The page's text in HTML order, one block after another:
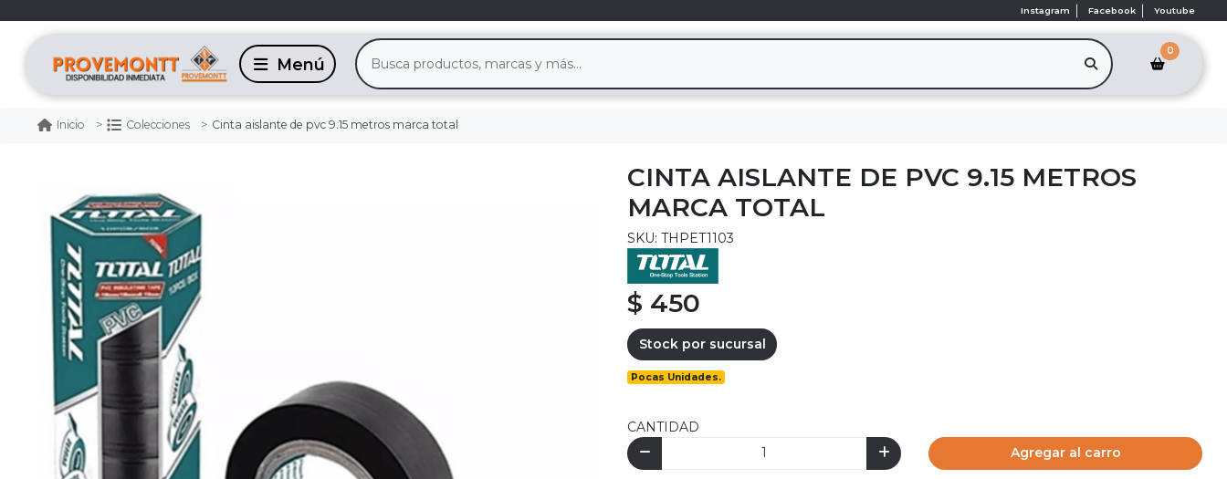
Instagram Facebook Youtube
0
Inicio Colecciones Cinta aislante de pvc 9.15 metros marca total
CINTA AISLANTE DE PVC 9.15 METROS
MARCA TOTAL
SKU: THPET1103
$ 450
Stock por sucursal
Pocas Unidades.
CANTIDAD
Agregar al carro